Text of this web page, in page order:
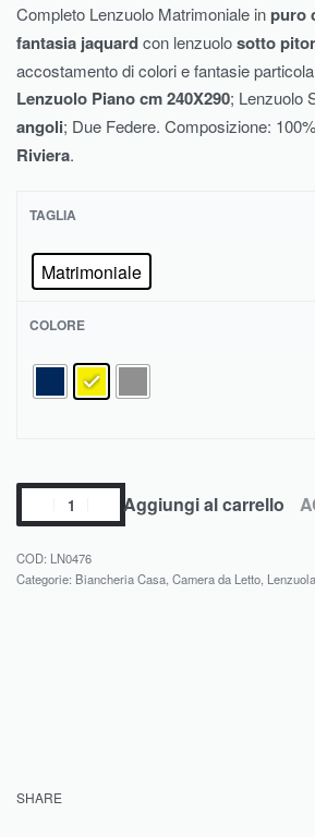
Completo Lenzuolo Matrimoniale inpuro
fantasia jaquardcon lenzuolosotto
accostamento di colori e fantasie
Lenzuolo Piano cm 240X290; Lenzuolo
angoli; Due Federe. Composizione:
Riviera.
TAGLIA
Matrimoniale
COLORE
Aggiungi al carrello
LN0476
Categorie: Biancheria Casa, Camera da Letto, Lenzuola
SHARE